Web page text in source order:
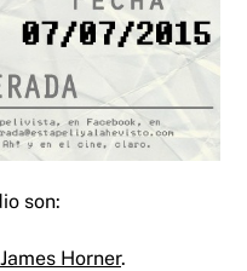
son:
Horner.